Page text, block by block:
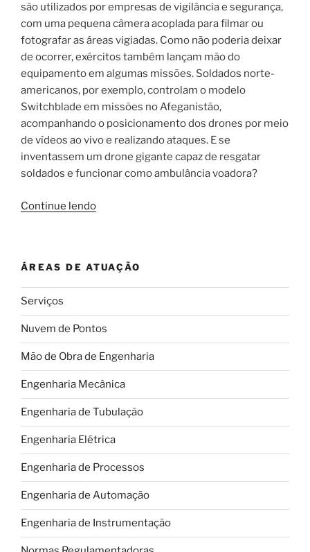
são utilizados por empresas de vigilância e segurança,
com uma pequena câmera acoplada para filmar ou
fotografar as áreas vigiadas. Como não poderia deixar
de ocorrer, exércitos também lançam mão do
equipamento em algumas missões. Soldados norte-
americanos, por exemplo, controlam o modelo
Switchblade em missões no Afeganistão,
acompanhando o posicionamento dos drones por meio
de vídeos ao vivo e realizando ataques. E se
inventassem um drone gigante capaz de resgatar
soldados e funcionar como ambulância voadora?
Continue lendo“Conheça
que
promete
soldados
e
funcionar
como
ambulância
voadora”
ÁREAS DE ATUAÇÃO
Serviços
Nuvem de Pontos
Mão de Obra de Engenharia
Engenharia Mecânica
Engenharia de Tubulação
Engenharia Elétrica
Engenharia de Processos
Engenharia de Automação
Engenharia de Instrumentação